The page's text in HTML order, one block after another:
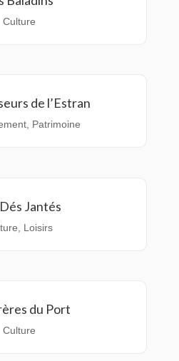
Culture
de l’Estran
, Patrimoine
Jantés
Loisirs
du Port
Culture